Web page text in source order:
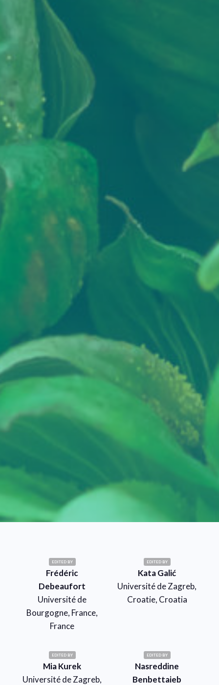
EDITED BY
Frédéric
Debeaufort
Université de
Bourgogne, France,
France
EDITED BY
Kata Galić
Université de Zagreb,
Croatie, Croatia
EDITED BY
Mia Kurek
Université de Zagreb,
EDITED BY
Nasreddine
Benbettaieb